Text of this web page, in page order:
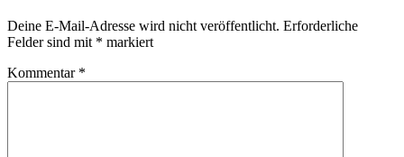
Deine E-Mail-Adresse wird nicht veröffentlicht. Erforderliche
Felder sind mit * markiert
Kommentar *